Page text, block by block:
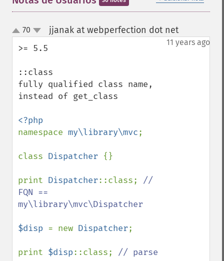
up
down
70 jjanak at webperfection dot net¶
11 years ago
>= 5.5
::class
fully qualified class name,
instead of get_class
namespace my\library\mvc;
class Dispatcher {}
print Dispatcher::class; //
FQN ==
my\library\mvc\Dispatcher
$disp = new Dispatcher;
print $disp::class; // parse